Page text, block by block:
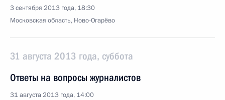
3 сентября 2013 года, 18:30
Московская область, Ново-Огарёво
31 августа 2013 года, суббота
Ответы на вопросы журналистов
31 августа 2013 года, 14:00